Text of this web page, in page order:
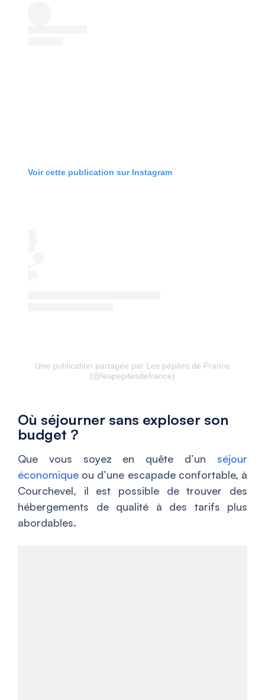
Voir cette publication sur Instagram
Une publication partagée par Les pépites de France
(@lespepitesdefrance)
Où séjourner sans exploser son
budget ?
Que vous soyez en quête d’un séjour
économique ou d’une escapade confortable, à
Courchevel, il est possible de trouver des
hébergements de qualité à des tarifs plus
abordables.